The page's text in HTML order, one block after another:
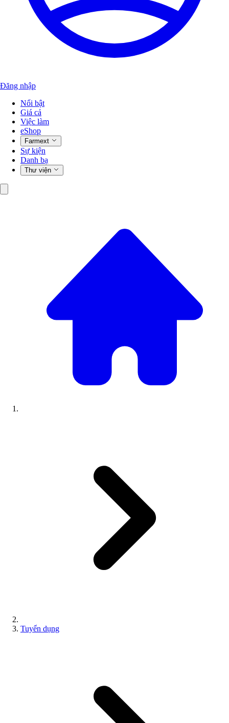
Đăng nhập
Nổi bật
Giá cả
Việc làm
eShop
Farmext
Sự kiện
Danh bạ
Thư viện
Tuyển dụng